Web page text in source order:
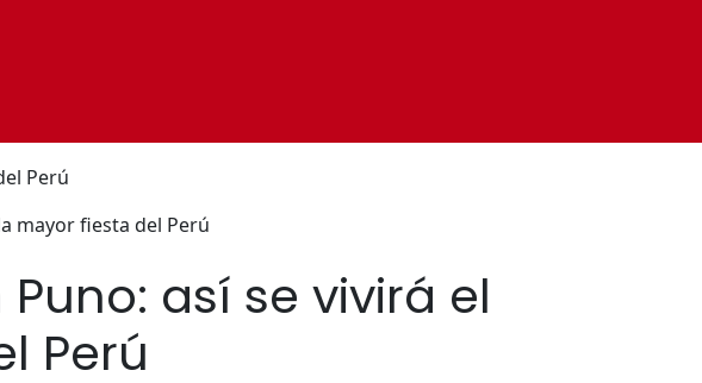
mayor fiesta del Perú
así se vivirá el
Perú